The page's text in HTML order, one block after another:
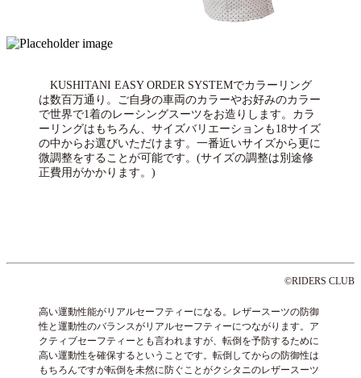
KUSHITANI EASY ORDER SYSTEMでカラーリング
は数百万通り。ご自身の車両のカラーやお好みのカラー
で世界で1着のレーシングスーツをお造りします。カラ
ーリングはもちろん、サイズバリエーションも18サイズ
の中からお選びいただけます。一番近いサイズから更に
微調整をすることが可能です。(サイズの調整は別途修
正費用がかかります。)
©RIDERS CLUB
高い運動性能がリアルセーフティーになる。レザースーツの防御
性と運動性のバランスがリアルセーフティーにつながります。ア
クティブセーフティーとも言われますが、転倒を予防するために
高い運動性を確保するということです。転倒してからの防御性は
もちろんですが転倒を未然に防ぐことがクシタニのレザースーツ